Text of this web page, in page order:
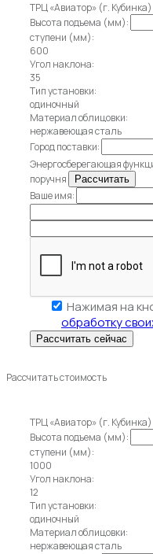
ТРЦ «Авиатор» (г. Кубинка)
Высота подъема (мм):
ступени (мм):
600
Угол наклона:
35
Тип установки:
одиночный
Материал облицовки:
нержавеющая сталь
Город поставки:
Энергосберегающая
поручня
Ваше имя:
Нажимая на
обработку
Рассчитать стоимость
ТРЦ «Авиатор» (г. Кубинка)
Высота подъема (мм):
ступени (мм):
1000
Угол наклона:
12
Тип установки:
одиночный
Материал облицовки:
нержавеющая сталь